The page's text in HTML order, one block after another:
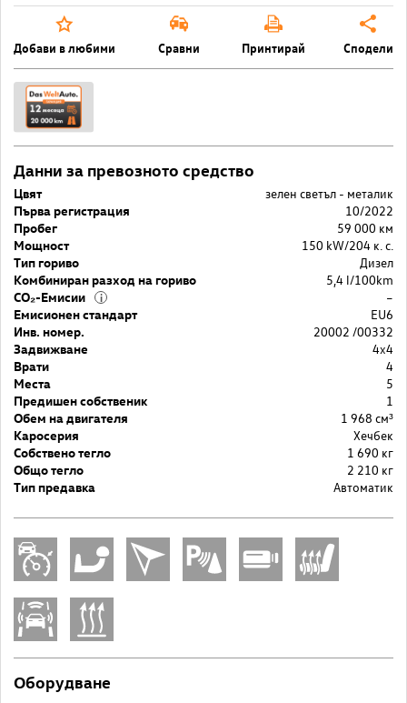
Добави в любими Сравни Принтирай Сподели
Данни за превозното средство
Цвят
зелен светъл - металик
Първа регистрация
10/2022
Пробег
59 000 км
Мощност
150 kW/204 к. с.
Тип гориво
Дизел
Комбиниран разход на гориво
5,4 l/100km
CO₂-Емисии
i
–
Емисионен стандарт
EU6
Инв. номер.
20002 /00332
Задвижване
4x4
Врати
4
Места
5
Предишен собственик
1
Обем на двигателя
1 968 cм³
Каросерия
Хечбек
Собствено тегло
1 690 кг
Общо тегло
2 210 кг
Тип предавка
Автоматик
Оборудване